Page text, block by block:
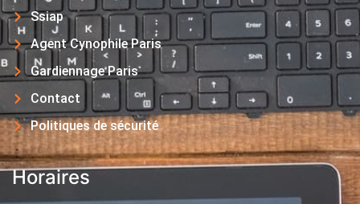
Ssiap
Agent Cynophile Paris
Gardiennage Paris
Contact
Politiques de sécurité
Horaires